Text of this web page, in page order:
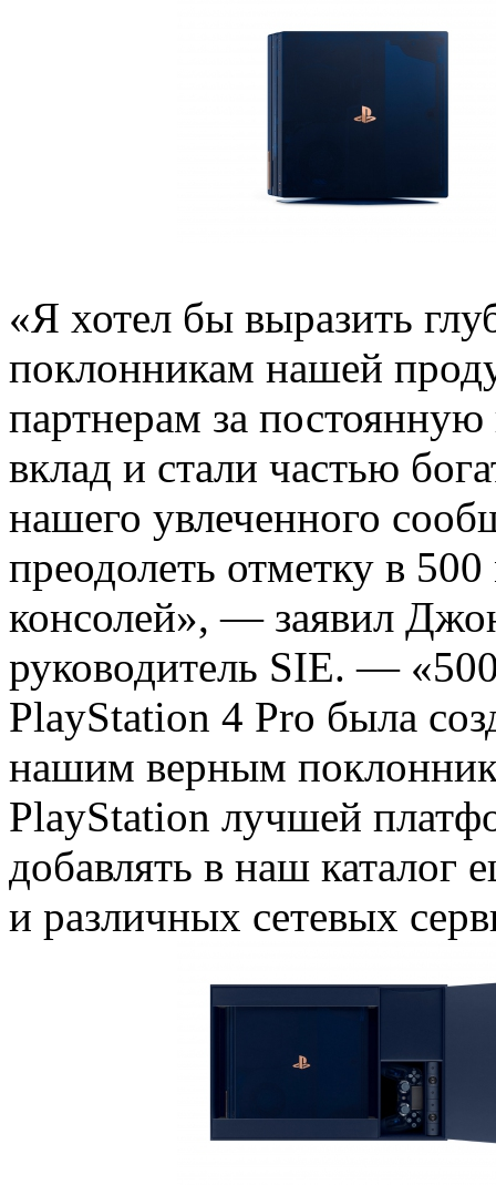
«Я хотел бы выразить
поклонникам нашей
партнерам за
вклад и стали частью
нашего увлеченного
преодолеть отметку в
консолей», — заявил
руководитель SIE. —
PlayStation 4 Pro была
нашим верным
PlayStation лучшей
добавлять в наш каталог
и различных сетевых